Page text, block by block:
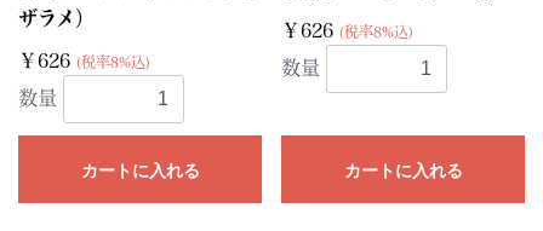
ザラメ）
￥626 (税率8%込)
数量
カートに入れる
￥626 (税率8%込)
数量
カートに入れる